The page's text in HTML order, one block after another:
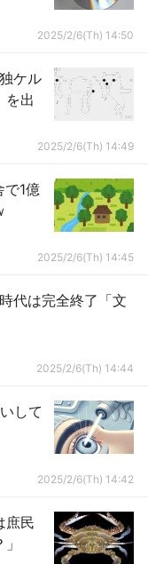
2025/2/6(Th) 14:50
ケル
を出
2025/2/6(Th) 14:49
で1億
2025/2/6(Th) 14:45
代は完全終了「文
2025/2/6(Th) 14:44
して
2025/2/6(Th) 14:42
庶民
」